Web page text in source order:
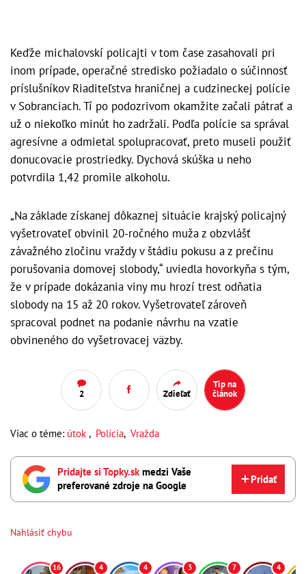
Keďže michalovskí policajti v tom čase zasahovali pri
inom prípade, operačné stredisko požiadalo o súčinnosť
príslušníkov Riaditeľstva hraničnej a cudzineckej polície
v Sobranciach. Tí po podozrivom okamžite začali pátrať a
už o niekoľko minút ho zadržali. Podľa polície sa správal
agresívne a odmietal spolupracovať, preto museli použiť
donucovacie prostriedky. Dychová skúška u neho
potvrdila 1,42 promile alkoholu.
„Na základe získanej dôkaznej situácie krajský policajný
vyšetrovateľ obvinil 20-ročného muža z obzvlášť
závažného zločinu vraždy v štádiu pokusu a z prečinu
porušovania domovej slobody,“ uviedla hovorkyňa s tým,
že v prípade dokázania viny mu hrozí trest odňatia
slobody na 15 až 20 rokov. Vyšetrovateľ zároveň
spracoval podnet na podanie návrhu na vzatie
obvineného do vyšetrovacej väzby.
2 Zdieľať
Tip na
článok
Viac o téme: útok , Polícia, Vražda
Pridajte si Topky.skmedzi Vaše
preferované zdroje na Google
Pridať
Nahlásiť chybu
16 4 4 3 7 4